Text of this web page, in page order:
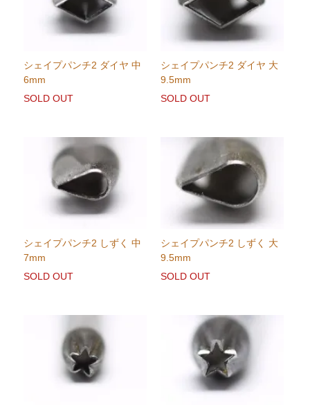
シェイプパンチ2 ダイヤ 中
6mm
SOLD OUT
シェイプパンチ2 ダイヤ 大
9.5mm
SOLD OUT
シェイプパンチ2 しずく 中
7mm
SOLD OUT
シェイプパンチ2 しずく 大
9.5mm
SOLD OUT